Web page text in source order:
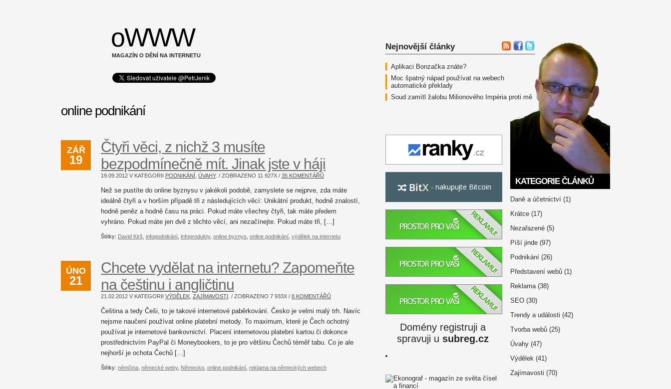
oWWW
MAGAZÍN O DĚNÍ NA INTERNETU
Nejnovější články
Aplikaci Bonzačka znáte?
Moc špatný nápad používat na webech
automatické překlady
Soud zamítl žalobu Milionového Impéria proti mě
Domény registruji a
spravuji u subreg.cz
KATEGORIE ČLÁNKŮ
Daně a účetnictví (1)
Krátce (17)
Nezařazené (5)
Píší jinde (97)
Podnikání (26)
Představení webů (1)
Reklama(38)
SEO (30)
Trendy a události (42)
Tvorba webů (25)
Úvahy (47)
Výdělek (41)
Zajímavosti (70)
online podnikání
ZÁŘ
19
Čtyři věci, z nichž 3 musíte
bezpodmínečně mít. Jinak jste v háji
19.09.2012 V KATEGORII PODNIKÁNÍ , ÚVAHY. / ZOBRAZENO 11 927X / 35 KOMENTÁŘŮ
Než se pustíte do online byznysu v jakékoli podobě, zamyslete se nejprve, zda máte
ideálně čtyři a v horším případě tři z následujících věcí: Unikátní produkt, hodně znalostí,
hodně peněz a hodně času na práci. Pokud máte všechny čtyři, tak máte předem
vyhráno. Pokud máte jen dvě z těchto věcí, ani nezačínejte. Pokud máte tři, […]
Štítky: David Kirš, infopodnikání, infoprodukty, online byznys, online podnikání, výdělek na internetu
ÚNO
21
Chcete vydělat na internetu? Zapomeňte
na češtinu i angličtinu
21.02.2012 V KATEGORII VÝDĚLEK, ZAJÍMAVOSTI . / ZOBRAZENO 7 933X / 8 KOMENTÁŘŮ
Čeština a tedy Češi, to je takové internetové paběrkování. Česko je velmi malý trh. Navíc
nejsme naučení používat online platební metody. To maximum, které je Čech ochotný
používat je internetové bankovnictví. Placení internetovou platební kartou či dokonce
prostřednictvím PayPal či Moneybookers, to je pro většinu Čechů téměř tabu. Co je ale
nejhorší je ochota Čechů […]
Štítky: němčina, německé weby, Německo, online podnikání, reklama na německých webech